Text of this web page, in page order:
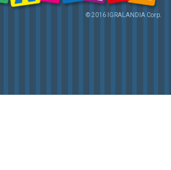
© 2016 IGRALANDIA Corp.